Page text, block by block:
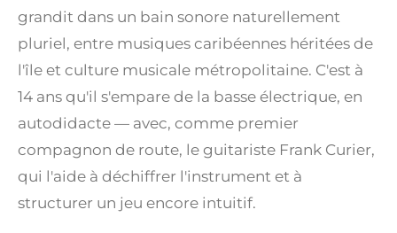
grandit dans un bain sonore naturellement
pluriel, entre musiques caribéennes héritées de
l'île et culture musicale métropolitaine. C'est à
14 ans qu'il s'empare de la basse électrique, en
autodidacte — avec, comme premier
compagnon de route, le guitariste Frank Curier,
qui l'aide à déchiffrer l'instrument et à
structurer un jeu encore intuitif.